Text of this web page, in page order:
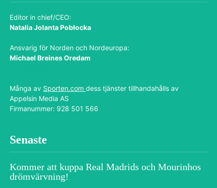
Editor in chief/CEO:
Natalia Jolanta Pobłocka
Ansvarig för Norden och Nordeuropa:
Michael Breines Oredam
Många av Sporten.com dess tjänster tillhandahålls av
Appelsin Media AS
Firmanummer: 928 501 566
Senaste
Kommer att kuppa Real Madrids och Mourinhos
drömvärvning!